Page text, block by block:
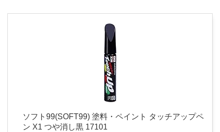
ソフト99(SOFT99) 塗料・ペイント タッチアップペ
ン X1 つや消し黒 17101